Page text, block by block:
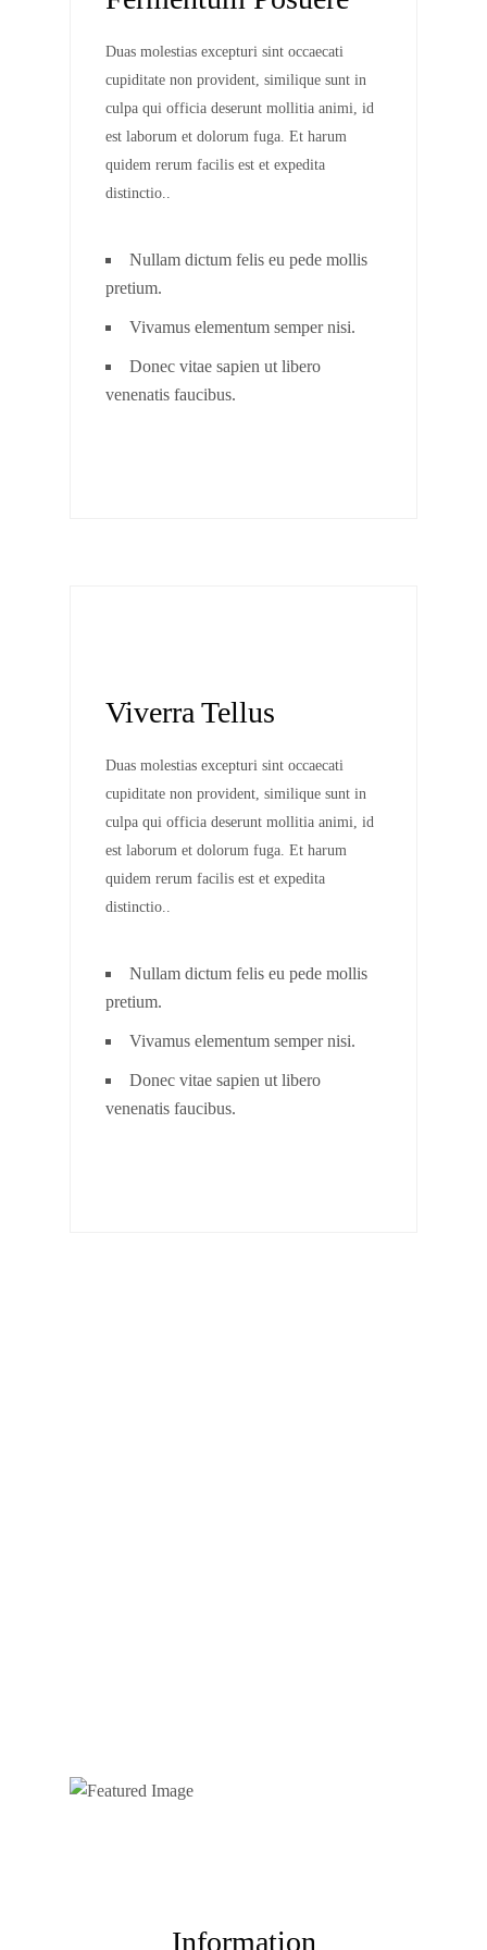
Duas molestias excepturi sint occaecati
cupiditate non provident, similique sunt in
culpa qui officia deserunt mollitia animi, id
est laborum et dolorum fuga. Et harum
quidem rerum facilis est et expedita
distinctio..
Nullam dictum felis eu pede mollis
pretium.
Vivamus elementum semper nisi.
Donec vitae sapien ut libero
venenatis faucibus.
Viverra Tellus
Duas molestias excepturi sint occaecati
cupiditate non provident, similique sunt in
culpa qui officia deserunt mollitia animi, id
est laborum et dolorum fuga. Et harum
quidem rerum facilis est et expedita
distinctio..
Nullam dictum felis eu pede mollis
pretium.
Vivamus elementum semper nisi.
Donec vitae sapien ut libero
venenatis faucibus.
Information